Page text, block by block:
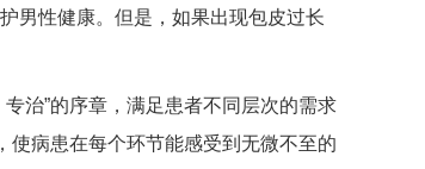
男性健康。但是，如果出现包皮过长
治”的序章，满足患者不同层次的需求
使病患在每个环节能感受到无微不至的